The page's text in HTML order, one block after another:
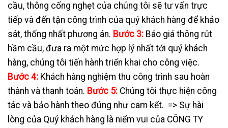
cầu, thông cống nghẹt của chúng tôi sẽ tư vấn trực
tiếp và đến tận công trình của quý khách hàng để khảo
sát, thống nhất phương án. Bước 3: Báo giá thông rút
hầm cầu, đưa ra một mức hợp lý nhất tới quý khách
hàng, chúng tôi tiến hành triển khai cho công việc.
Bước 4: Khách hàng nghiệm thu công trình sau hoàn
thành và thanh toán. Bước 5: Chúng tôi thực hiện công
tác và bảo hành theo đúng như cam kết. => Sự hài
lòng của Quý khách hàng là niếm vui của CÔNG TY